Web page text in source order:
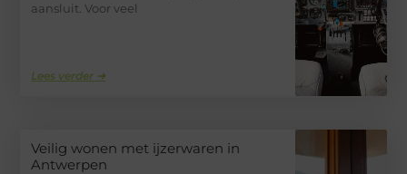
aansluit. Voor veel
Lees verder ➜
Veilig wonen met ijzerwaren in
Antwerpen